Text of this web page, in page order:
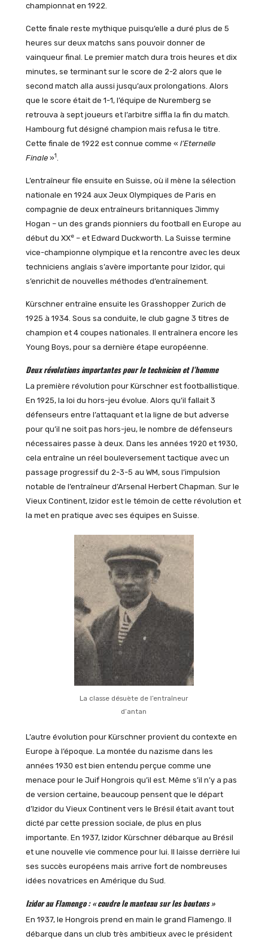
championnat en 1922.
Cette finale reste mythique puisqu’elle a duré plus de 5
heures sur deux matchs sans pouvoir donner de
vainqueur final. Le premier match dura trois heures et dix
minutes, se terminant sur le score de 2-2 alors que le
second match alla aussi jusqu’aux prolongations. Alors
que le score était de 1-1, l’équipe de Nuremberg se
retrouva à sept joueurs et l’arbitre siffla la fin du match.
Hambourg fut désigné champion mais refusa le titre.
Cette finale de 1922 est connue comme « l’Eternelle
Finale»1
L’entraîneur file ensuite en Suisse, où il mène la sélection
nationale en 1924 aux Jeux Olympiques de Paris en
compagnie de deux entraîneurs britanniques Jimmy
Hogan – un des grands pionniers du football en Europe au
début du XXe– et Edward Duckworth. La Suisse termine
vice-championne olympique et la rencontre avec les deux
techniciens anglais s’avère importante pour Izidor, qui
s’enrichit de nouvelles méthodes d’entraînement.
Kürschner entraîne ensuite les Grasshopper Zurich de
1925 à 1934. Sous sa conduite, le club gagne 3 titres de
champion et 4 coupes nationales. Il entraînera encore les
Young Boys, pour sa dernière étape européenne.
Deux révolutions importantes pour le technicien et l’homme
La première révolution pour Kürschner est footballistique.
En 1925, la loi du hors-jeu évolue. Alors qu’il fallait 3
défenseurs entre l’attaquant et la ligne de but adverse
pour qu’il ne soit pas hors-jeu, le nombre de défenseurs
nécessaires passe à deux. Dans les années 1920 et 1930,
cela entraîne un réel bouleversement tactique avec un
passage progressif du 2-3-5 au WM, sous l’impulsion
notable de l’entraîneur d’Arsenal Herbert Chapman. Sur le
Vieux Continent, Izidor est le témoin de cette révolution et
la met en pratique avec ses équipes en Suisse.
La classe désuète de l’entraîneur
d’antan
L’autre évolution pour Kürschner provient du contexte en
Europe à l’époque. La montée du nazisme dans les
années 1930 est bien entendu perçue comme une
menace pour le Juif Hongrois qu’il est. Même s’il n’y a pas
de version certaine, beaucoup pensent que le départ
d’Izidor du Vieux Continent vers le Brésil était avant tout
dicté par cette pression sociale, de plus en plus
importante. En 1937, Izidor Kürschner débarque au Brésil
et une nouvelle vie commence pour lui. Il laisse derrière lui
ses succès européens mais arrive fort de nombreuses
idées novatrices en Amérique du Sud.
Izidor au Flamengo : « coudre le manteau sur les boutons »
En 1937, le Hongrois prend en main le grand Flamengo. Il
débarque dans un club très ambitieux avec le président